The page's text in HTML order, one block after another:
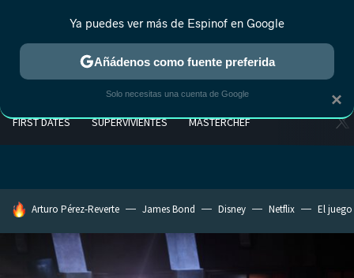
FIRST DATES SUPERVIVIENTES MASTERCHEF
HOY SE HABLA DE
Arturo Pérez-Reverte James Bond Disney Netflix El
×
Ya puedes ver más de Espinof en Google
Añádenos como fuente preferida
Solo necesitas una cuenta de Google